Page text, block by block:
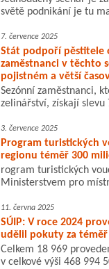
světě podnikání je tu
7. července 2025
Stát podpoří pěstitele
zaměstnanci v těchto
pojistném a větší
Sezónní zaměstnanci,
zelinářství, získají slevu
3. července 2025
Program turistických
regionu téměř 300
rogram turistických
Ministerstvem pro
11. června 2025
SÚIP: V roce 2024
udělil pokuty za
Celkem 18 969
v celkové výši 468 994